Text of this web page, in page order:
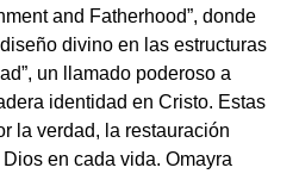
and Fatherhood”, donde
divino en las estructuras
un llamado poderoso a
identidad en Cristo. Estas
la verdad, la restauración
en cada vida. Omayra